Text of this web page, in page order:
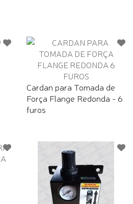
Cardan para Tomada de
Força Flange Redonda - 6
furos